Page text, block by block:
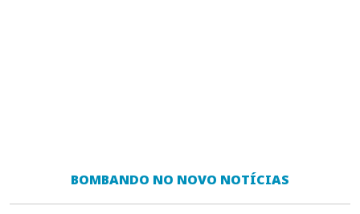
BOMBANDO NO NOVO NOTÍCIAS